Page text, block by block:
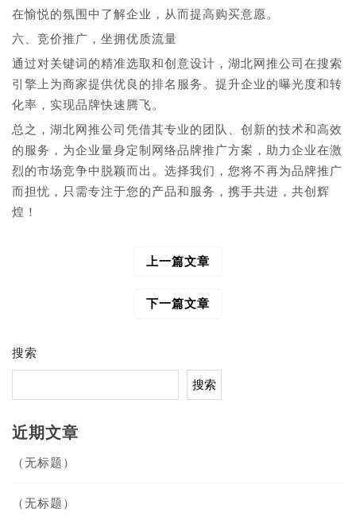
在愉悦的氛围中了解企业，从而提高购买意愿。
六、竞价推广，坐拥优质流量
通过对关键词的精准选取和创意设计，湖北网推公司在搜索
引擎上为商家提供优良的排名服务。提升企业的曝光度和转
化率，实现品牌快速腾飞。
总之，湖北网推公司凭借其专业的团队、创新的技术和高效
的服务，为企业量身定制网络品牌推广方案，助力企业在激
烈的市场竞争中脱颖而出。选择我们，您将不再为品牌推广
而担忧，只需专注于您的产品和服务，携手共进，共创辉
煌！
上一篇文章
下一篇文章
搜索
搜索
近期文章
（无标题）
（无标题）